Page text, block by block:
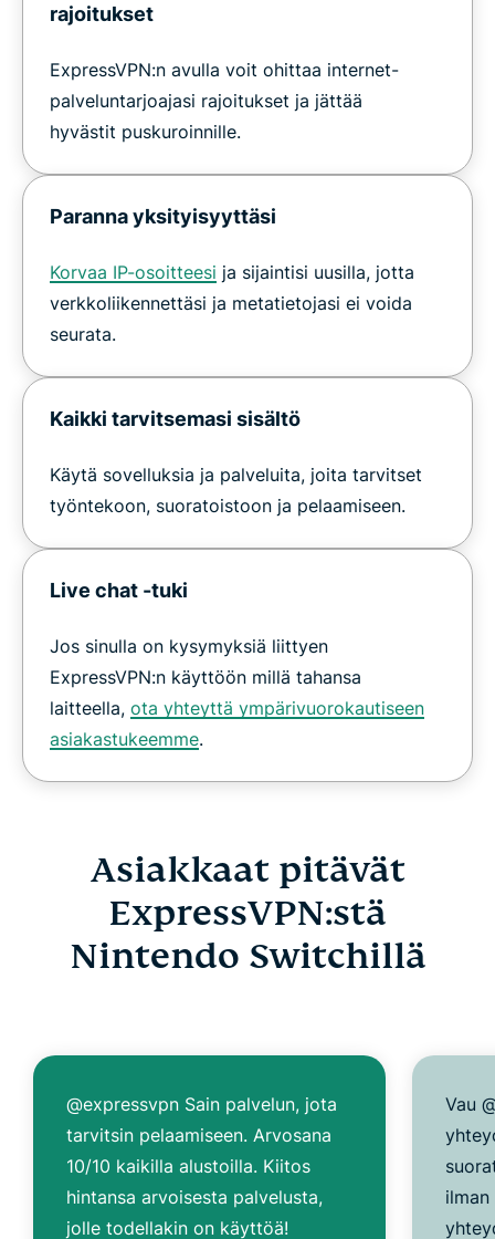
rajoitukset
ExpressVPN:n avulla voit ohittaa internet-
palveluntarjoajasi rajoitukset ja jättää
hyvästit puskuroinnille.
Paranna yksityisyyttäsi
Korvaa IP-osoitteesi ja sijaintisi uusilla, jotta
verkkoliikennettäsi ja metatietojasi ei voida
seurata.
Kaikki tarvitsemasi sisältö
Käytä sovelluksia ja palveluita, joita tarvitset
työntekoon, suoratoistoon ja pelaamiseen.
Live chat -tuki
Jos sinulla on kysymyksiä liittyen
ExpressVPN:n käyttöön millä tahansa
laitteella, ota yhteyttä ympärivuorokautiseen
asiakastukeemme.
Asiakkaat pitävät
ExpressVPN:stä
Nintendo Switchillä
@expressvpn Sain palvelun, jota
tarvitsin pelaamiseen. Arvosana
10/10 kaikilla alustoilla. Kiitos
hintansa arvoisesta palvelusta,
jolle todellakin on käyttöä!
Vau